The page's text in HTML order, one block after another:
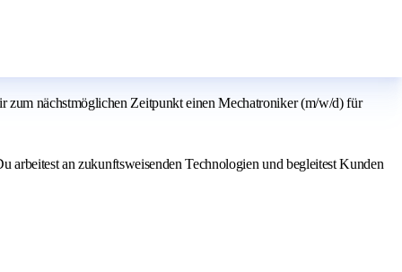
zum nächstmöglichen Zeitpunkt einen Mechatroniker (m/w/d) für
arbeitest an zukunftsweisenden Technologien und begleitest Kunden